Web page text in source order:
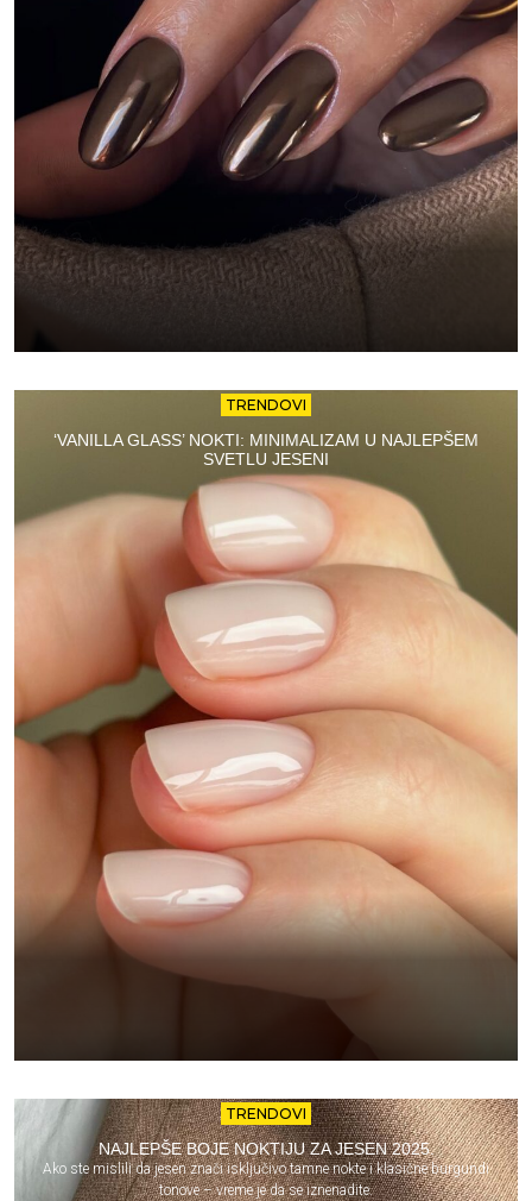
TRENDOVI
‘VANILLA GLASS’ NOKTI: MINIMALIZAM U NAJLEPŠEM
SVETLU JESENI
TRENDOVI
NAJLEPŠE BOJE NOKTIJU ZA JESEN 2025.
Ako ste mislili da jesen znači isključivo tamne nokte i klasične burgundi
tonove – vreme je da se iznenadite.